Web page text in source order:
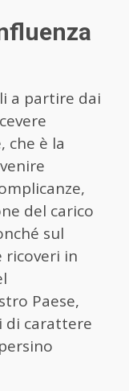
a partire dai
che è la
del carico
sul
ricoveri in
Paese,
di carattere